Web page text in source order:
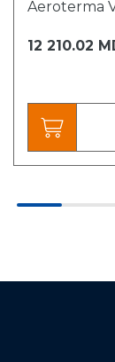
Aeroterma
12 210.02